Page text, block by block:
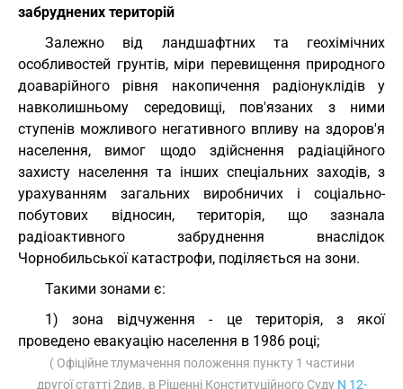
забруднених територій
Залежно від ландшафтних та геохімічних
особливостей грунтів, міри перевищення природного
доаварійного рівня накопичення радіонуклідів у
навколишньому середовищі, пов'язаних з ними
ступенів можливого негативного впливу на здоров'я
населення, вимог щодо здійснення радіаційного
захисту населення та інших спеціальних заходів, з
урахуванням загальних виробничих і соціально-
побутових відносин, територія, що зазнала
радіоактивного забруднення внаслідок
Чорнобильської катастрофи, поділяється на зони.
Такими зонами є:
1) зона відчуження - це територія, з якої
проведено евакуацію населення в 1986 році;
( Офіційне тлумачення положення пункту 1 частини
другої статті 2див. в Рішенні Конституційного Суду N 12-